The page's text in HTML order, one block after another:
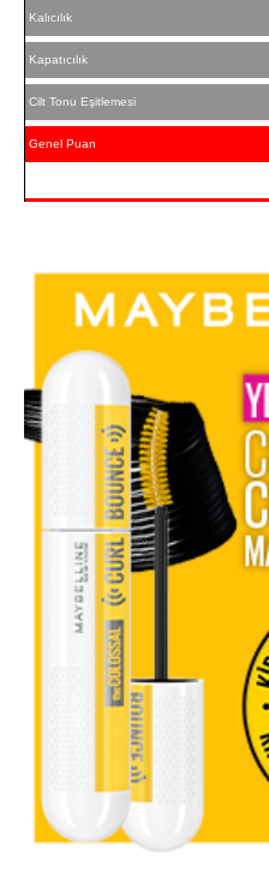
Kalıcılık
Kapatıcılık
Cilt Tonu Eşitlemesi
Genel Puan